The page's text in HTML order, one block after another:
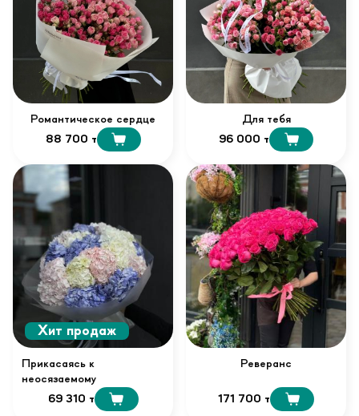
Романтическое сердце
88 700 т
Для тебя
96 000 т
Хит продаж
Прикасаясь к
неосязаемому
69 310 т
Реверанс
171 700 т